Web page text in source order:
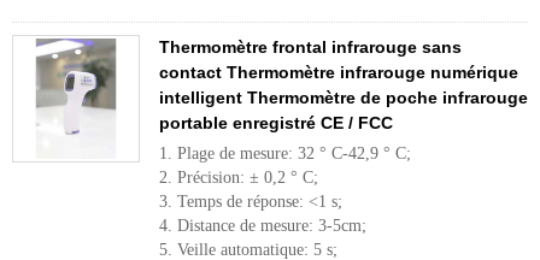
Thermomètre frontal infrarouge sans
contact Thermomètre infrarouge numérique
intelligent Thermomètre de poche infrarouge
portable enregistré CE / FCC
1. Plage de mesure: 32 ° C-42,9 ° C;
2. Précision: ± 0,2 ° C;
3. Temps de réponse: <1 s;
4. Distance de mesure: 3-5cm;
5. Veille automatique: 5 s;